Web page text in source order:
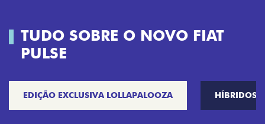
TUDO SOBRE O NOVO FIAT
PULSE
EDIÇÃO EXCLUSIVA LOLLAPALOOZA HÍBRIDOS